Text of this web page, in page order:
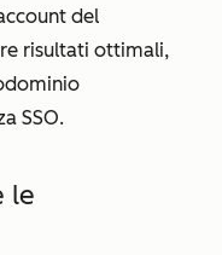
del
risultati ottimali,
SSO.
le